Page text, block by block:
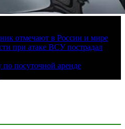
отмечают в России и мире
при атаке ВСУ пострадал
посуточной аренде